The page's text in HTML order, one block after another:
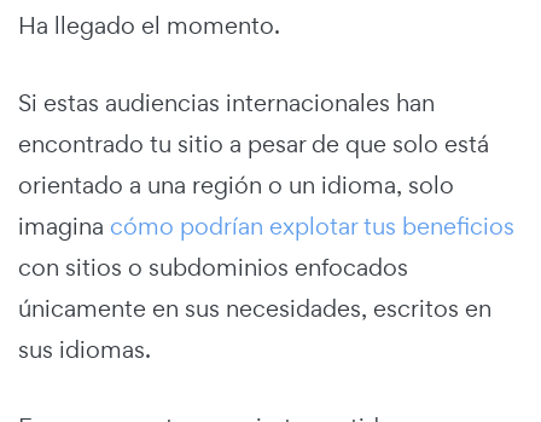
Ha llegado el momento.
Si estas audiencias internacionales han
encontrado tu sitio a pesar de que solo está
orientado a una región o un idioma, solo
imagina cómo podrían explotar tus beneficios
con sitios o subdominios enfocados
únicamente en sus necesidades, escritos en
sus idiomas.